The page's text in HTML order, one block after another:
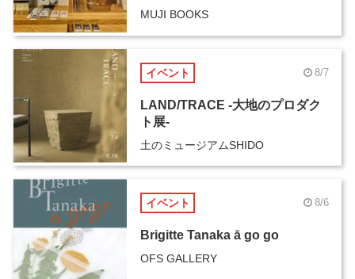
MUJI BOOKS
イベント 8/7
LAND/TRACE -大地のプロダク
ト展-
土のミュージアムSHIDO
イベント 8/6
Brigitte Tanaka ā go go
OFS GALLERY